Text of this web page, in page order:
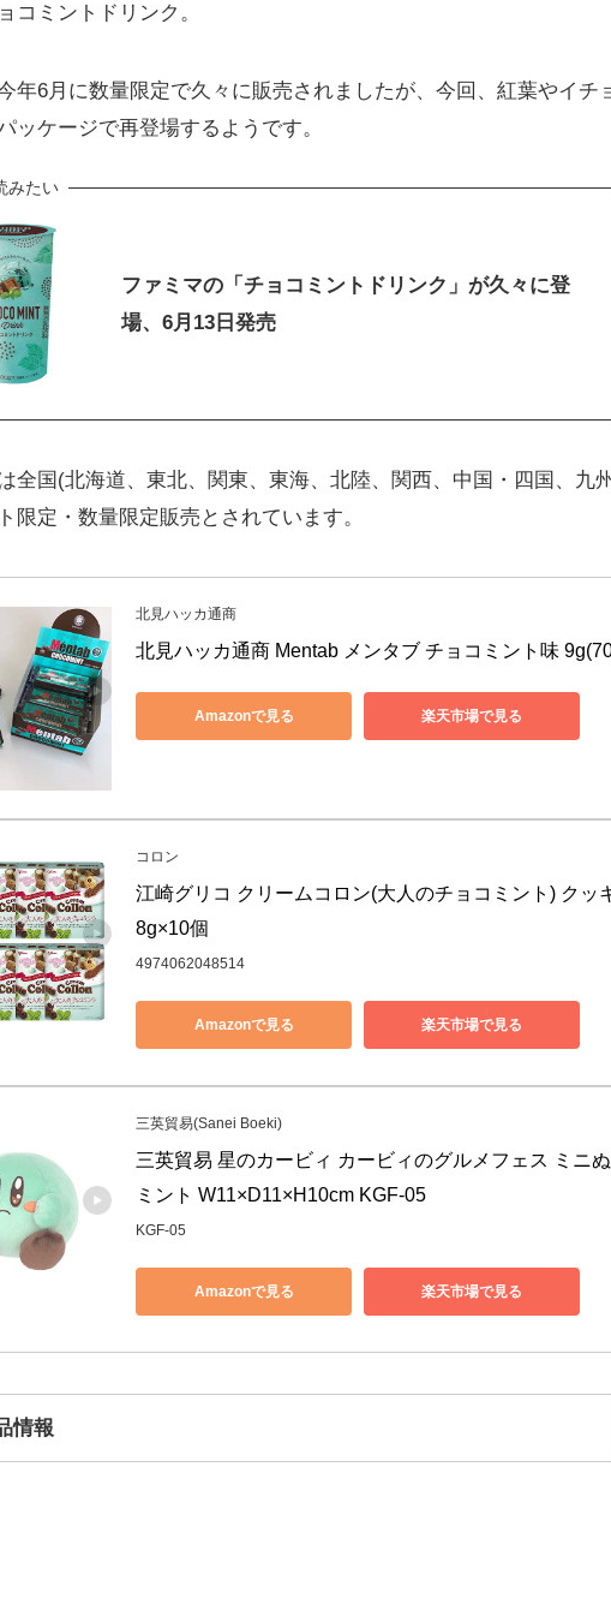
コミントドリンク。
年6月に数量限定で久々に販売されましたが、今回、紅葉やイチ
ッケージで再登場するようです。
ファミマの「チョコミントドリンク」が久々に登
場、6月13日発売
全国(北海道、東北、関東、東海、北陸、関西、中国・四国、九
限定・数量限定販売とされています。
北見ハッカ通商
北見ハッカ通商 Mentab メンタブ チョコミント味
Amazonで見る 楽天市場で見る
コロン
江崎グリコ クリームコロン(大人のチョコミント) クッ
8g×10個
4974062048514
Amazonで見る 楽天市場で見る
三英貿易(Sanei Boeki)
三英貿易 星のカービィ カービィのグルメフェス ミニ
ミント W11×D11×H10cm KGF-05
KGF-05
Amazonで見る 楽天市場で見る
情報